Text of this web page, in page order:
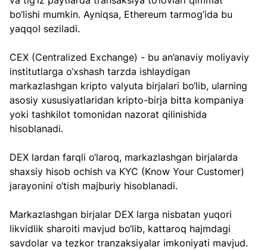
bo‘lishi mumkin. Ayniqsa, Ethereum tarmog‘ida bu
yaqqol seziladi.
CEX (Centralized Exchange) - bu an’anaviy moliyaviy
institutlarga o‘xshash tarzda ishlaydigan
markazlashgan kripto valyuta birjalari bo‘lib, ularning
asosiy xususiyatlaridan kripto-birja bitta kompaniya
yoki tashkilot tomonidan nazorat qilinishida
hisoblanadi.
DEX lardan farqli o‘laroq, markazlashgan birjalarda
shaxsiy hisob ochish va KYC (Know Your Customer)
jarayonini o‘tish majburiy hisoblanadi.
Markazlashgan birjalar DEX larga nisbatan yuqori
likvidlik sharoiti mavjud bo‘lib, kattaroq hajmdagi
savdolar va tezkor tranzaksiyalar imkoniyati mavjud.